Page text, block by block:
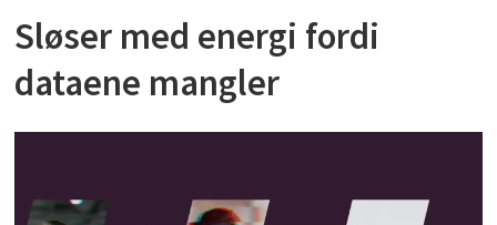
Sløser med energi fordi
dataene mangler